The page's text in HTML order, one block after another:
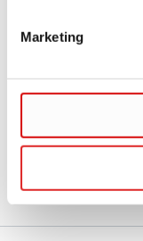
Marketing